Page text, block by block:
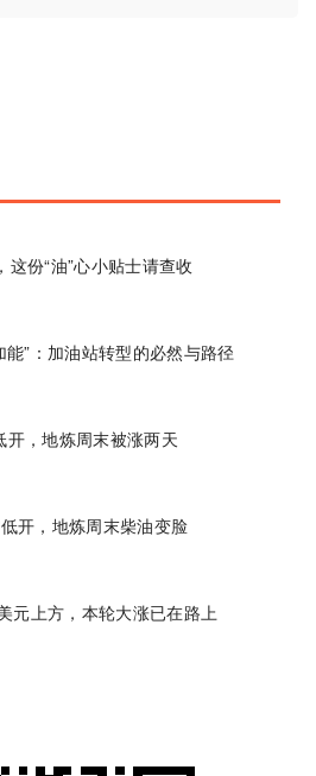
份“油”心小贴士请查收
能”：加油站转型的必然与路径
，地炼周末被涨两天
开，地炼周末柴油变脸
元上方，本轮大涨已在路上